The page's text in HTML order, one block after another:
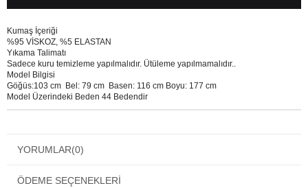
Kumaş İçeriği
%95 VİSKOZ, %5 ELASTAN
Yıkama Talimatı
Sadece kuru temizleme yapılmalıdır. Ütüleme yapılmamalıdır..
Model Bilgisi
Göğüs:103 cm Bel: 79 cm Basen: 116 cm Boyu: 177 cm
Model Üzerindeki Beden 44 Bedendir
YORUMLAR(0)
ÖDEME SEÇENEKLERI